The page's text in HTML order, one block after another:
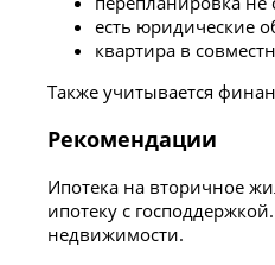
есть юридические
квартира в
Также учитывается
Рекомендации
Ипотека на вторичное
ипотеку с
недвижимости.